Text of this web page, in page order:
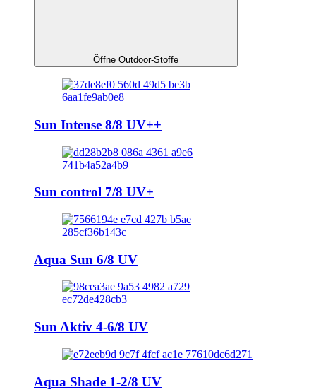
Öffne Outdoor-Stoffe
Sun Intense 8/8 UV++
Sun control 7/8 UV+
Aqua Sun 6/8 UV
Sun Aktiv 4-6/8 UV
Aqua Shade 1-2/8 UV